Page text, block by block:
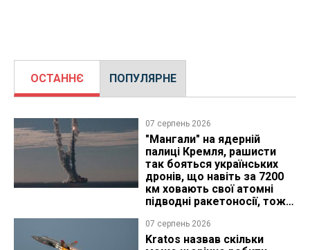
ОСТАННЄ ПОПУЛЯРНЕ
07 серпень 2026
"Мангали" на ядерній
палиці Кремля, рашисти
так бояться українських
дронів, що навіть за 7200
км ховають свої атомні
підводні ракетоносії, тож
07 серпень 2026
Kratos назвав скільки